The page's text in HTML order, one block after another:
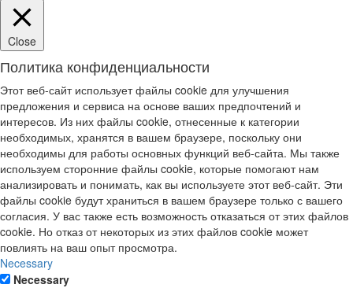
Close
Политика конфиденциальности
Этот веб-сайт использует файлы cookie для улучшения
предложения и сервиса на основе ваших предпочтений и
интересов. Из них файлы cookie, отнесенные к категории
необходимых, хранятся в вашем браузере, поскольку они
необходимы для работы основных функций веб-сайта. Мы также
используем сторонние файлы cookie, которые помогают нам
анализировать и понимать, как вы используете этот веб-сайт. Эти
файлы cookie будут храниться в вашем браузере только с вашего
согласия. У вас также есть возможность отказаться от этих файлов
cookie. Но отказ от некоторых из этих файлов cookie может
повлиять на ваш опыт просмотра.
Necessary
Necessary